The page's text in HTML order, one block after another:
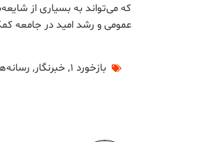
که می‌تواند به بسیاری از
عمومی و رشد امید در جامعه
بازخورد ۱ , خبرنگار,